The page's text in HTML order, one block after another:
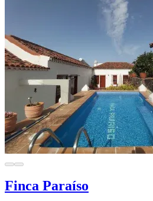
Finca Paraíso